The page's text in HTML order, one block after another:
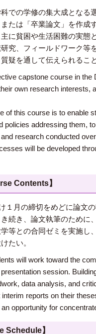
での学修の集大成となる
たは「卒業論文」を作成す
に貧困や生活困難の実態
究、フィールドワーク等
疑を通して伝えられるこ
capstone course in
own research
of this course is to enable
policies addressing them,
research conducted
will be developed
Contents】
１月の締切をめどに論文
続き、論文執筆のために
等との合同ゼミを実施
たい。
will work toward the
session.
data analysis, and
reports on their
opportunity for
Schedule】